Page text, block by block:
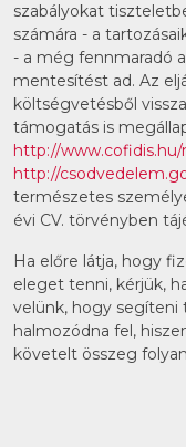
szabályokat
számára - a
- a még fennmaradó
mentesítést ad. Az
költségvetésből
támogatás is
http://
http://
természetes
évi CV. törvényben
Ha előre látja, hogy
eleget tenni, kérjük,
velünk, hogy segíteni
halmozódna fel,
követelt összeg